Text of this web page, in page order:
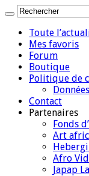
Toute
Mes favoris
Forum
Boutique
Politique de
Contact
Partenaires
Fonds
Art
Afro
Japap